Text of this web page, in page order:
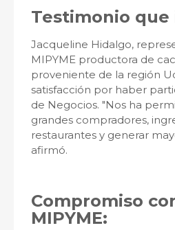
Testimonio que
Jacqueline Hidalgo,
MIPYME productora de
proveniente de la región
satisfacción por haber
de Negocios. "Nos ha
grandes compradores,
restaurantes y generar
afirmó.
Compromiso
MIPYME: